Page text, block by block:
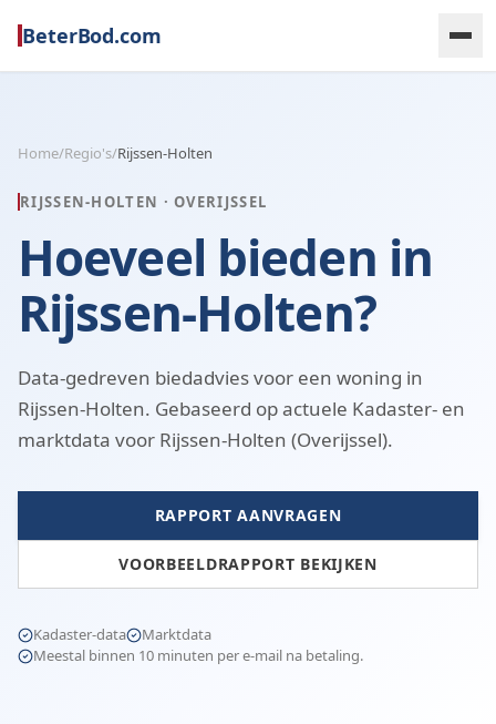
BeterBod.com
Home/Regio's/Rijssen-Holten
RIJSSEN-HOLTEN ·OVERIJSSEL
Hoeveel bieden in
Rijssen-Holten?
Data-gedreven biedadvies voor een woning in
Rijssen-Holten. Gebaseerd op actuele Kadaster- en
marktdata voor Rijssen-Holten (Overijssel).
RAPPORT AANVRAGEN
VOORBEELDRAPPORT BEKIJKEN
Kadaster-data
Marktdata
Meestal binnen 10 minuten per e-mail na betaling.